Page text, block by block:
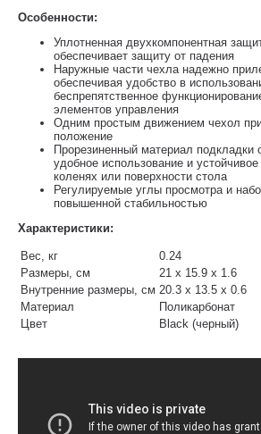
Особенности:
Уплотненная двухкомпонентная
обеспечивает защиту от падения
Наружные части чехла надежно
обеспечивая удобство в
беспрепятственное
элементов управления
Одним простым движением чехол
положение
Прорезиненный материал подкладки
удобное использование и
коленях или поверхности стола
Регулируемые углы просмотра и
повышенной стабильностью
Характеристики:
Вес, кг
0.24
Размеры, см
21 x 15.9 x 1.6
Внутренние размеры, см 20.3 x 13.5 x 0.6
Материал
Поликарбонат
Цвет
Black (черный)